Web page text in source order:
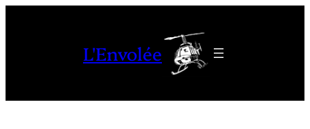
L'Envolée